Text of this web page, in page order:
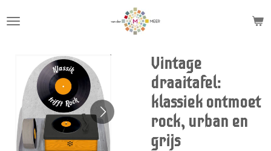
direct
hoofdinhoud
Vintage
draaitafel:
klassiek ontmoet
rock, urban en
grijs